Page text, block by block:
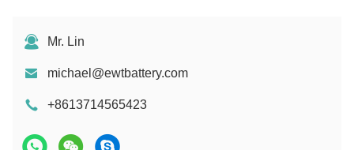
Mr. Lin
michael@ewtbattery.com
+8613714565423